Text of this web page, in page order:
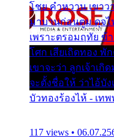
โชย คำหวาน เขาว
มาบานก่อนตูม ดุจไ
เพราะตรอมฤทัย ข้
โศก เสียเถิดทอง พั
เขาจะว่า ลูกเจ้าเกิ
จะตั้งชื่อให้ ว่าไอ้บัง
บัวทองร้องไห้ - เท
117 views •